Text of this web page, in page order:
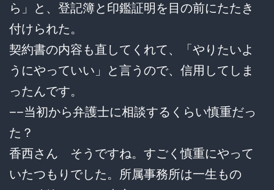
ら」と、登記簿と印鑑証明を目の前にたたき
付けられた。
契約書の内容も直してくれて、「やりたいよ
うにやっていい」と言うので、信用してしま
ったんです。
−−当初から弁護士に相談するくらい慎重だっ
た？
香西さん そうですね。すごく慎重にやって
いたつもりでした。所属事務所は一生もの